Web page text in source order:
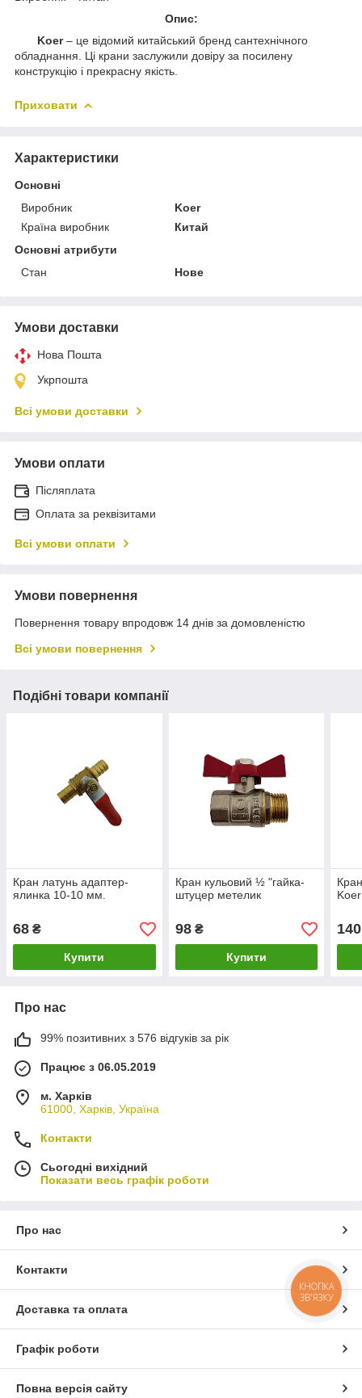
Опис:
Koer– це відомий китайський бренд сантехнічного
обладнання. Ці крани заслужили довіру за посилену
конструкцію і прекрасну якість.
Приховати
Характеристики
Основні
Виробник
Koer
Країна виробник
Китай
Основні атрибути
Стан
Нове
Умови доставки
Нова Пошта
Укрпошта
Всі умови доставки
Умови оплати
Післяплата
Оплата за реквізитами
Всі умови оплати
Умови повернення
Повернення товару впродовж 14 днів за домовленістю
Всі умови повернення
Подібні товари компанії
Кран латунь адаптер-
ялинка 10-10 мм.
68 ₴
Купити
Кран кульовий ½ "гайка-
штуцер метелик
98₴
Купити
140
Про нас
99% позитивних з 576 відгуків за рік
Працює з 06.05.2019
м. Харків
61000, Харків, Україна
Контакти
Сьогодні вихідний
Показати весь графік роботи
Про нас
Контакти
Доставка та оплата
Графік роботи
Повна версія сайту
КНОПКА
ЗВ'ЯЗКУ